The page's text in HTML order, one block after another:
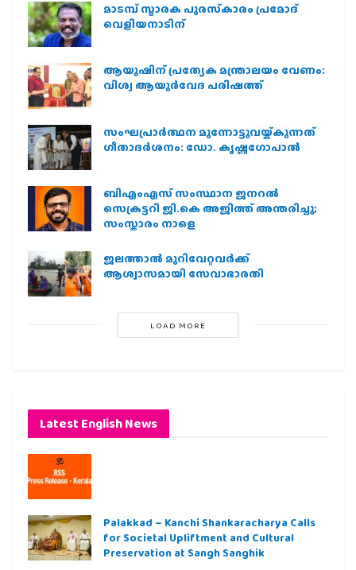
മാടമ്പ് സ്മാരക പുരസ്‌കാരം പ്രമോദ്
വെളിയനാടിന്
ആയുഷിന് പ്രത്യേക മന്ത്രാലയം വേണം:
വിശ്വ ആയുര്‍വേദ പരിഷത്ത്
സംഘപ്രാര്‍ത്ഥന മുന്നോട്ടുവയ്ക്കുന്നത്
ഗീതാദര്‍ശനം: ഡോ. കൃഷ്ണഗോപാല്‍
ബിഎംഎസ് സംസ്ഥാന ജനറൽ
സെക്രട്ടറി ജി.കെ അജിത്ത് അന്തരിച്ചു;
സംസ്കാരം നാളെ
ജലത്താല്‍ മുറിവേറ്റവര്‍ക്ക്
ആശ്വാസമായി സേവാഭാരതി
LOAD MORE
Latest English News
Palakkad – Kanchi Shankaracharya Calls
for Societal Upliftment and Cultural
Preservation at Sangh Sanghik